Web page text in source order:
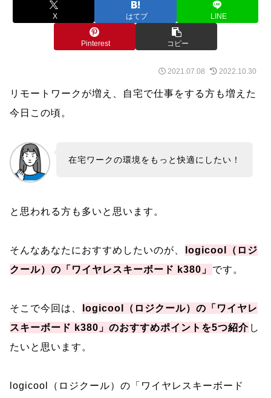
X はてブ LINE
Pinterest コピー
2021.07.08 2022.10.30
リモートワークが増え、自宅で仕事をする方も増えた
今日この頃。
在宅ワークの環境をもっと快適にしたい！
と思われる方も多いと思います。
そんなあなたにおすすめしたいのが、
logicool（ロジ
クール）の「ワイヤレスキーボード k380」
です。
そこで今回は、
logicool（ロジクール）の「ワイヤレ
スキーボード k380」のおすすめポイントを5つ紹介 し
たいと思います。
logicool（ロジクール）の「ワイヤレスキーボード